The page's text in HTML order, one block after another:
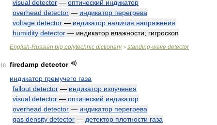
visual detector — оптический индикатор
overhead detector — индикатор перегрева
voltage detector — индикатор наличия напряжения
humidity detector — индикатор влажности; гигроскоп
English-Russian big polytechnic dictionary> standing-wave detector
18
firedamp detector
индикатор гремучего газа
fallout detector — индикатор излучения
visual detector — оптический индикатор
overhead detector — индикатор перегрева
gas density detector — детектор плотности газа